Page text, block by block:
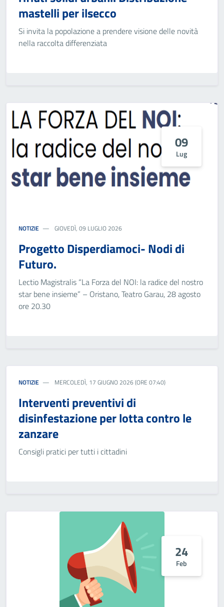
mastelli per ilsecco
Si invita la popolazione a prendere visione delle novità
nella raccolta differenziata
09
Lug
NOTIZIE GIOVEDÌ, 09 LUGLIO 2026
Progetto Disperdiamoci- Nodi di
Futuro.
Lectio Magistralis “La Forza del NOI: la radice del nostro
star bene insieme” – Oristano, Teatro Garau, 28 agosto
ore 20.30
NOTIZIE MERCOLEDÌ, 17 GIUGNO 2026 (ORE 07:40)
Interventi preventivi di
disinfestazione per lotta contro le
zanzare
Consigli pratici per tutti i cittadini
24
Feb